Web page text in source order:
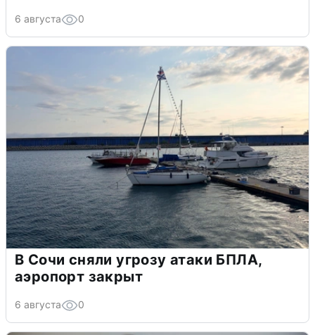
6 августа 0
В Сочи сняли угрозу атаки БПЛА,
аэропорт закрыт
6 августа 0